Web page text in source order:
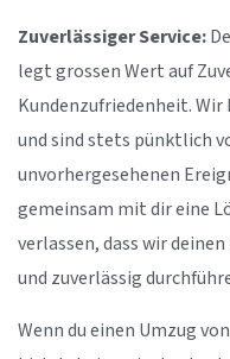
Zuverlässiger Service:
legt grossen Wert auf
Kundenzufriedenheit.
und sind stets pünktlich
unvorhergesehenen
gemeinsam mit dir eine
verlassen, dass wir
und zuverlässig
Wenn du einen Umzug